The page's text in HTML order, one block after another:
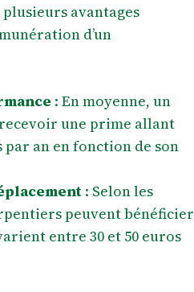
avantages
d’un
: En moyenne, un
une prime allant
par an en fonction de son
: Selon les
peuvent bénéficier
entre 30 et 50 euros